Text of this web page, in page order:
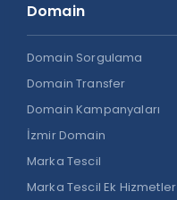
Domain
Domain Sorgulama
Domain Transfer
Domain Kampanyaları
İzmir Domain
Marka Tescil
Marka Tescil Ek Hizmetler